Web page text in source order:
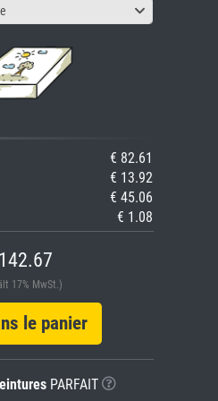
€ 82.61
€ 13.92
€ 45.06
€ 1.08
17% MwSt.)
le panier
PARFAIT